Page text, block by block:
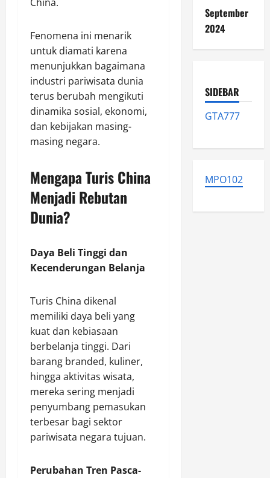
Fenomena ini menarik
untuk diamati karena
menunjukkan bagaimana
industri pariwisata dunia
terus berubah mengikuti
dinamika sosial, ekonomi,
dan kebijakan masing-
masing negara.
Mengapa Turis China
Menjadi Rebutan
Dunia?
Daya Beli Tinggi dan
Kecenderungan Belanja
Turis China dikenal
memiliki daya beli yang
kuat dan kebiasaan
berbelanja tinggi. Dari
barang branded, kuliner,
hingga aktivitas wisata,
mereka sering menjadi
penyumbang pemasukan
terbesar bagi sektor
pariwisata negara tujuan.
Perubahan Tren Pasca-
September
2024
SIDEBAR
GTA777
MPO102